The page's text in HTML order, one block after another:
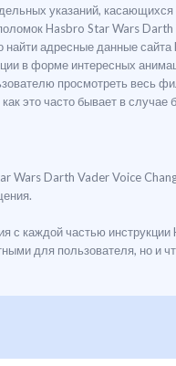
указаний,
Hasbro Star Wars
адресные данные сайта
в форме интересных
просмотреть весь
это часто бывает в случае
Wars Darth Vader Voice
с каждой частью
для пользователя, но и